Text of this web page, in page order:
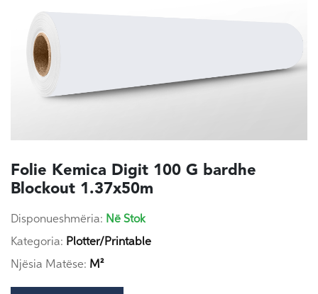
Folie Kemica Digit 100 G bardhe
Blockout 1.37x50m
Disponueshmëria: Në Stok
Kategoria: Plotter/Printable
Njësia Matëse: M²